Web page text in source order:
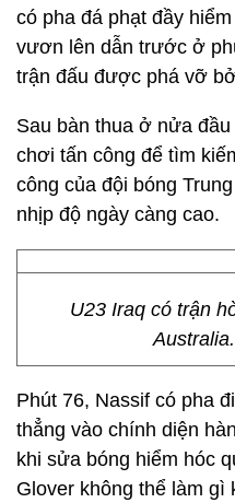
có pha đá phạt đầy
vươn lên dẫn trước ở
trận đấu được phá vỡ
Sau bàn thua ở nửa
chơi tấn công để tìm
công của đội bóng
nhịp độ ngày càng cao.
U23 Iraq có trận
Phút 76, Nassif có pha
thẳng vào chính diện
khi sửa bóng hiểm hóc
Glover không thể làm gì